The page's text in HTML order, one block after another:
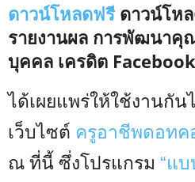
ดาวน์โหลดฟรี ดาวน์โห
รายงานผล การพัฒนาคุ
บุคคล เครดิต
ได้เผยแพร่ให้ใช้งานกัน
เว็บไซต์ ครูอาชีพดอทค
ณ ที่นี้ ซึ่งโปรแกรม “แ